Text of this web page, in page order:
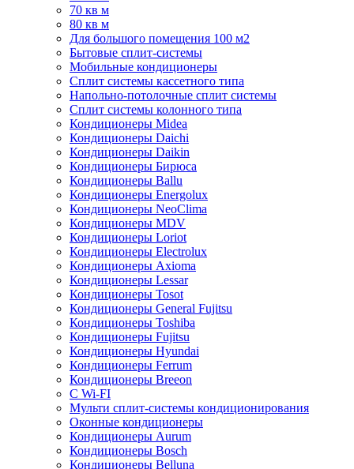
70 кв м
80 кв м
Для большого помещения 100 м2
Бытовые сплит-системы
Мобильные кондиционеры
Сплит системы кассетного типа
Напольно-потолочные сплит системы
Сплит системы колонного типа
Кондиционеры Midea
Кондиционеры Daichi
Кондиционеры Daikin
Кондиционеры Бирюса
Кондиционеры Ballu
Кондиционеры Energolux
Кондиционеры NeoClima
Кондиционеры MDV
Кондиционеры Loriot
Кондиционеры Electrolux
Кондиционеры Axioma
Кондиционеры Lessar
Кондиционеры Tosot
Кондиционеры General Fujitsu
Кондиционеры Toshiba
Кондиционеры Fujitsu
Кондиционеры Hyundai
Кондиционеры Ferrum
Кондиционеры Breeon
С Wi-FI
Мульти сплит-системы кондиционирования
Оконные кондиционеры
Кондиционеры Aurum
Кондиционеры Bosch
Кондиционеры Belluna